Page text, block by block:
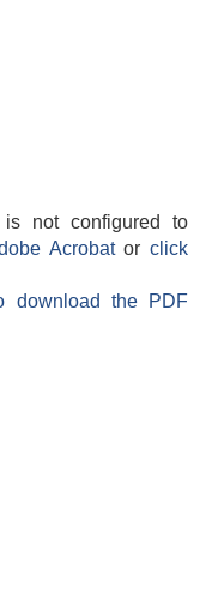
is not configured to
Acrobatorclick
download the PDF